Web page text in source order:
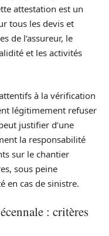
attestation est un
tous les devis et
de l’assureur, le
et les activités
à la vérification
légitimement refuser
justifier d’une
la responsabilité
sur le chantier
sous peine
en cas de sinistre.
: critères